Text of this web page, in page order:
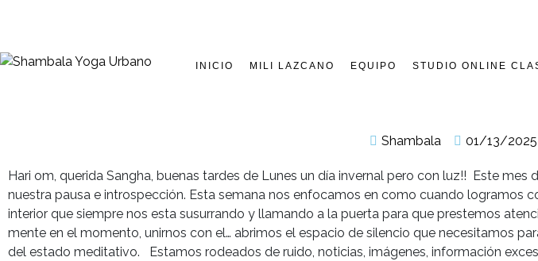
INICIO MILI LAZCANO EQUIPO STUDIO ONLINE
Shambala 01/13/2025
Hari om, querida Sangha, buenas tardes de Lunes un día invernal pero con luz!! Este
nuestra pausa e introspección. Esta semana nos enfocamos en como cuando logramos
interior que siempre nos esta susurrando y llamando a la puerta para que prestemos
mente en el momento, unirnos con el… abrimos el espacio de silencio que necesitamos
del estado meditativo. Estamos rodeados de ruido, noticias, imágenes, información